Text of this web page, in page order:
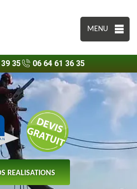
MENU
35 06 64 61 36 35
REALISATIONS